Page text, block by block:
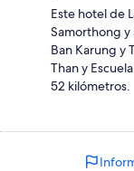
Este hotel de
Samorthong y
Ban Karung y
Than y
52 kilómetros.